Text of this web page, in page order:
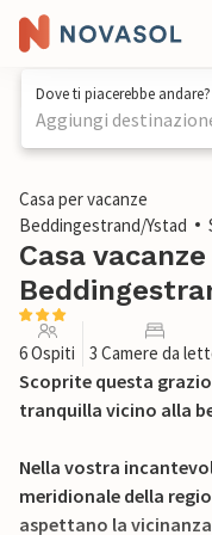
Dove ti piacerebbe andare?
Aggiungi
1 / 17
Casa per vacanze
Beddingestrand/Ystad
Casa
6 Ospiti 3 Camere da
Scoprite questa
tranquilla vicino alla
Nella vostra
meridionale della
aspettano la